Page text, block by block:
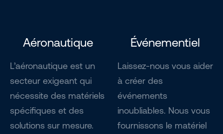
Aéronautique
L’aéronautique est un
secteur exigeant qui
nécessite des matériels
spécifiques et des
solutions sur mesure.
Événementiel
Laissez-nous vous aider
à créer des
événements
inoubliables. Nous vous
fournissons le matériel